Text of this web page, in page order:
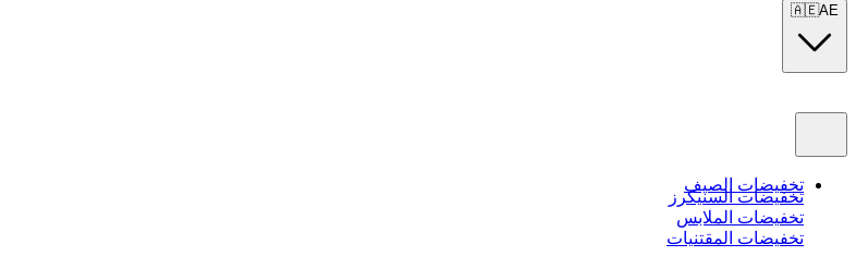
🇦🇪AE
تخفيضات الصيف
تخفيضات السنيكرز
تخفيضات الملابس
تخفيضات المقتنيات